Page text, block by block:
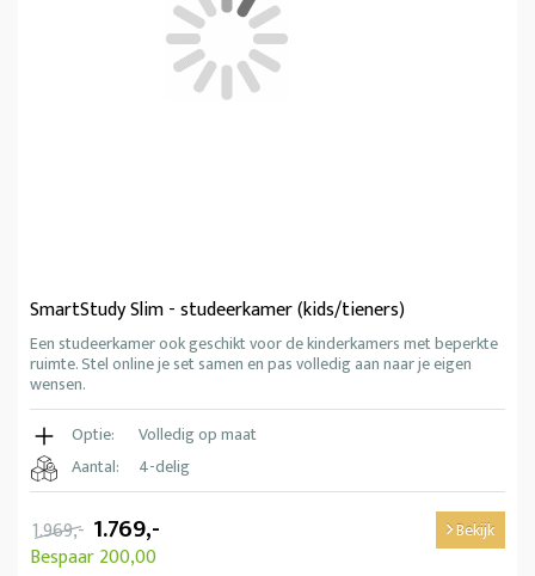
SmartStudy Slim - studeerkamer (kids/tieners)
Een studeerkamer ook geschikt voor de kinderkamers met beperkte
ruimte. Stel online je set samen en pas volledig aan naar je eigen
wensen.
Optie:
Volledig op maat
Aantal:
4-delig
1.969,- 1.769,-
Bespaar 200,00
Bekijk